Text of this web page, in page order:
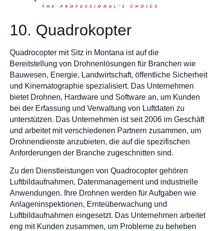
10. Quadrokopter
Quadrocopter mit Sitz in Montana ist auf die
Bereitstellung von Drohnenlösungen für Branchen wie
Bauwesen, Energie, Landwirtschaft, öffentliche Sicherheit
und Kinematographie spezialisiert. Das Unternehmen
bietet Drohnen, Hardware und Software an, um Kunden
bei der Erfassung und Verwaltung von Luftdaten zu
unterstützen. Das Unternehmen ist seit 2006 im Geschäft
und arbeitet mit verschiedenen Partnern zusammen, um
Drohnendienste anzubieten, die auf die spezifischen
Anforderungen der Branche zugeschnitten sind.
Zu den Dienstleistungen von Quadrocopter gehören
Luftbildaufnahmen, Datenmanagement und industrielle
Anwendungen. Ihre Drohnen werden für Aufgaben wie
Anlageninspektionen, Ernteüberwachung und
Luftbildaufnahmen eingesetzt. Das Unternehmen arbeitet
eng mit Kunden zusammen, um Probleme zu beheben